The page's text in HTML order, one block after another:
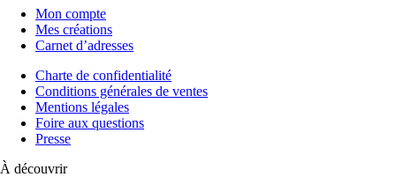
Mon compte
Mes créations
Carnet d’adresses
Charte de confidentialité
Conditions générales de ventes
Mentions légales
Foire aux questions
Presse
À découvrir